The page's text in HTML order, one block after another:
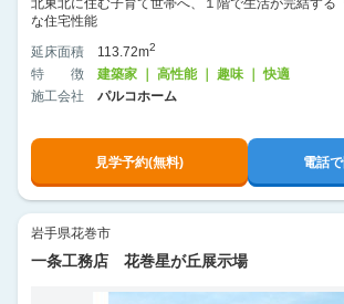
北東北に住む子育て世帯へ、１階で生活が完結する
な住宅性能
延床面積
113.72m2
特徴
建築家 ｜ 高性能 ｜ 趣味 ｜ 快適
施工会社
パルコホーム
見学予約(無料) 電話
岩手県花巻市
一条工務店 花巻星が丘展示場